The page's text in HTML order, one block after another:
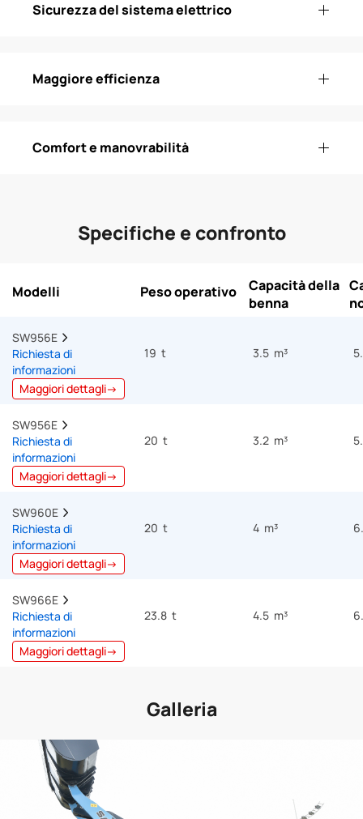
Sicurezza del sistema elettrico
Maggiore efficienza
Comfort e manovrabilità
Specifiche e confronto
Modelli Peso operativo
Capacità della
benna
SW956E
Richiesta di
informazioni
Maggiori dettagli→
19 t 3.5 m³
SW956E
Richiesta di
informazioni
Maggiori dettagli→
20 t 3.2 m³
SW960E
Richiesta di
informazioni
Maggiori dettagli→
20 t 4 m³
SW966E
Richiesta di
informazioni
Maggiori dettagli→
23.8 t 4.5 m³
Galleria